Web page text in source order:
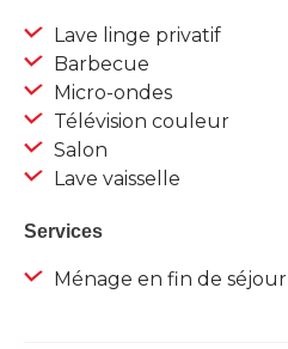
Lave linge privatif
Barbecue
Micro-ondes
Télévision couleur
Salon
Lave vaisselle
Services
Ménage en fin de séjour